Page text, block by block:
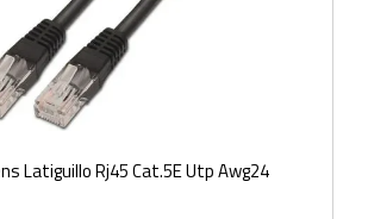
Latiguillo Rj45 Cat.5E Utp Awg24